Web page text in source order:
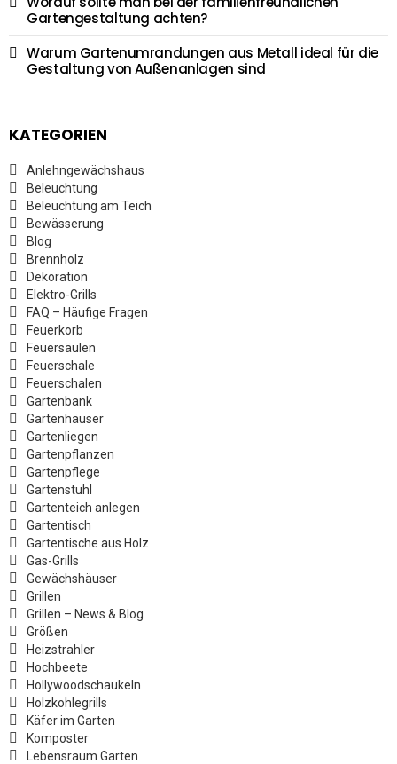
Gartengestaltung achten?
Warum Gartenumrandungen aus Metall ideal für die
Gestaltung von Außenanlagen sind
KATEGORIEN
Anlehngewächshaus
Beleuchtung
Beleuchtung am Teich
Bewässerung
Blog
Brennholz
Dekoration
Elektro-Grills
FAQ – Häufige Fragen
Feuerkorb
Feuersäulen
Feuerschale
Feuerschalen
Gartenbank
Gartenhäuser
Gartenliegen
Gartenpflanzen
Gartenpflege
Gartenstuhl
Gartenteich anlegen
Gartentisch
Gartentische aus Holz
Gas-Grills
Gewächshäuser
Grillen
Grillen – News & Blog
Größen
Heizstrahler
Hochbeete
Hollywoodschaukeln
Holzkohlegrills
Käfer im Garten
Komposter
Lebensraum Garten